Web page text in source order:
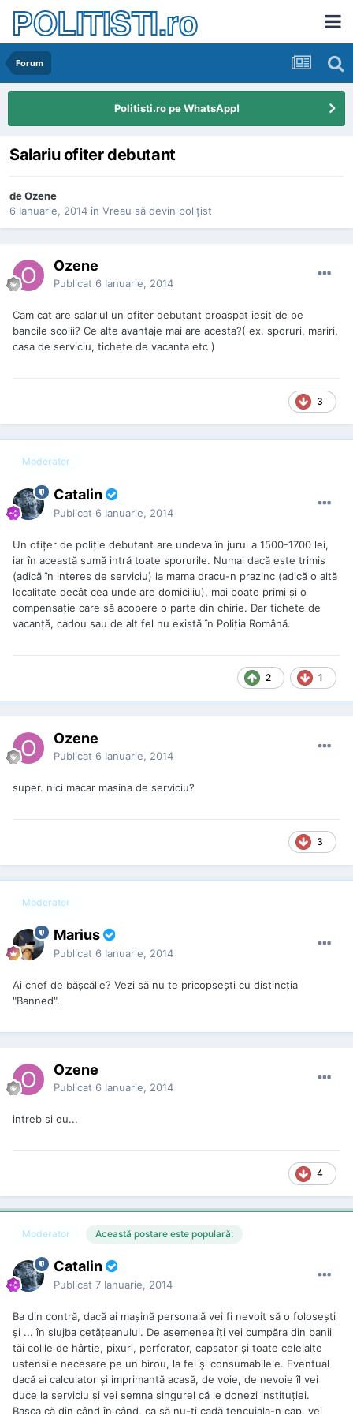
POLITISTI.ro
Forum
Politisti.ro pe WhatsApp!
Salariu ofiter debutant
deOzene
6 Ianuarie, 2014 în Vreau să devin poliţist
Ozene
Publicat 6 Ianuarie, 2014
Cam cat are salariul un ofiter debutant proaspat iesit de pe
bancile scolii? Ce alte avantaje mai are acesta?( ex. sporuri, mariri,
casa de serviciu, tichete de vacanta etc )
3
Moderator
Catalin
Publicat 6 Ianuarie, 2014
Un ofiţer de poliţie debutant are undeva în jurul a 1500-1700 lei,
iar în această sumă intră toate sporurile. Numai dacă este trimis
(adică în interes de serviciu) la mama dracu-n prazinc (adică o altă
localitate decât cea unde are domiciliu), mai poate primi şi o
compensaţie care să acopere o parte din chirie. Dar tichete de
vacanţă, cadou sau de alt fel nu există în Poliţia Română.
2 1
Ozene
Publicat 6 Ianuarie, 2014
super. nici macar masina de serviciu?
3
Moderator
Marius
Publicat 6 Ianuarie, 2014
Ai chef de băşcălie? Vezi să nu te pricopseşti cu distincţia
"Banned".
Ozene
Publicat 6 Ianuarie, 2014
intreb si eu...
4
Moderator Această postare este populară.
Catalin
Publicat 7 Ianuarie, 2014
Ba din contră, dacă ai maşină personală vei fi nevoit să o foloseşti
şi ... în slujba cetăţeanului. De asemenea îţi vei cumpăra din banii
tăi colile de hârtie, pixuri, perforator, capsator şi toate celelalte
ustensile necesare pe un birou, la fel şi consumabilele. Eventual
dacă ai calculator şi imprimantă acasă, de voie, de nevoie îl vei
duce la serviciu şi vei semna singurel că le donezi instituţiei.
Başca că din când în când, ca să nu-ţi cadă tencuiala-n cap, vei